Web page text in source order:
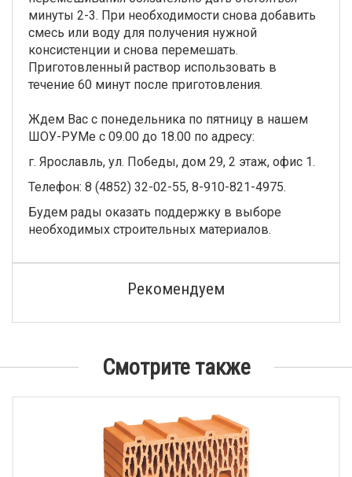
минуты 2-3. При необходимости снова добавить
смесь или воду для получения нужной
консистенции и снова перемешать.
Приготовленный раствор использовать в
течение 60 минут после приготовления.
Ждем Вас с понедельника по пятницу в нашем
ШОУ-РУМе с 09.00 до 18.00 по адресу:
г. Ярославль, ул. Победы, дом 29, 2 этаж, офис 1.
Телефон: 8 (4852) 32-02-55, 8-910-821-4975.
Будем рады оказать поддержку в выборе
необходимых строительных материалов.
Рекомендуем
Смотрите также